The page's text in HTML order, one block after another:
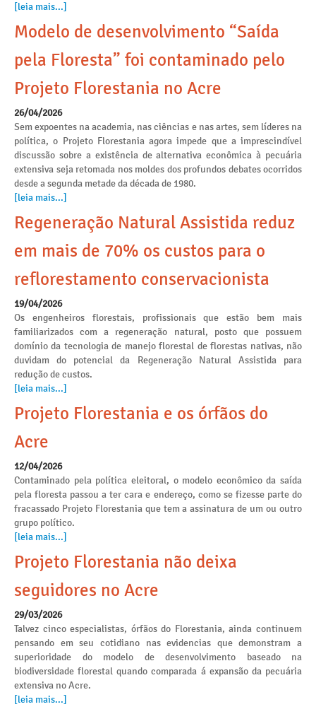
[leia mais...]
Modelo de desenvolvimento “Saída
pela Floresta” foi contaminado pelo
Projeto Florestania no Acre
26/04/2026
Sem expoentes na academia, nas ciências e nas artes, sem líderes na
política, o Projeto Florestania agora impede que a imprescindível
discussão sobre a existência de alternativa econômica à pecuária
extensiva seja retomada nos moldes dos profundos debates ocorridos
desde a segunda metade da década de 1980.
[leia mais...]
Regeneração Natural Assistida reduz
em mais de 70% os custos para o
reflorestamento conservacionista
19/04/2026
Os engenheiros florestais, profissionais que estão bem mais
familiarizados com a regeneração natural, posto que possuem
domínio da tecnologia de manejo florestal de florestas nativas, não
duvidam do potencial da Regeneração Natural Assistida para
redução de custos.
[leia mais...]
Projeto Florestania e os órfãos do
Acre
12/04/2026
Contaminado pela política eleitoral, o modelo econômico da saída
pela floresta passou a ter cara e endereço, como se fizesse parte do
fracassado Projeto Florestania que tem a assinatura de um ou outro
grupo político.
[leia mais...]
Projeto Florestania não deixa
seguidores no Acre
29/03/2026
Talvez cinco especialistas, órfãos do Florestania, ainda continuem
pensando em seu cotidiano nas evidencias que demonstram a
superioridade do modelo de desenvolvimento baseado na
biodiversidade florestal quando comparada á expansão da pecuária
extensiva no Acre.
[leia mais...]